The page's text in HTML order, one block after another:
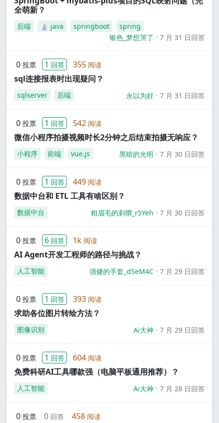
全萌新？
后端 java springboot
spring
银色_梦想哭了
7 月 31 日回答
0 投票 1 回答 355 阅读
sql连接报表时出现疑问？
sqlserver 后端 永以为好 7 月 31 日回答
0 投票 1 回答 542 阅读
微信小程序拍摄视频时长2分钟之后结束拍摄无响应？
小程序 前端 vue.js 黑暗的光明 7 月 30 日回答
0 投票 1 回答 449 阅读
数据中台和 ETL 工具有啥区别？
数据中台 粗眉毛的刺猬_r5Yeh 7 月 30 日回答
0 投票 6 回答 1k 阅读
AI Agent开发工程师的路径与挑战？
人工智能 强健的手套_dSeM4C 7 月 29 日回答
0 投票 1 回答 393 阅读
求助各位图片转绘方法？
图像识别 Ai大神 7 月 29 日回答
0 投票 1 回答 604 阅读
免费科研AI工具哪款强（电脑平板通用推荐）？
人工智能 Ai大神 7 月 28 日回答
0 投票 0 回答 458 阅读